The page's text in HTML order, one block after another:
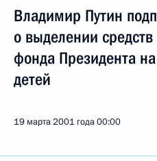
Владимир Путин
о выделении
фонда Президента
детей
19 марта 2001 года00:00